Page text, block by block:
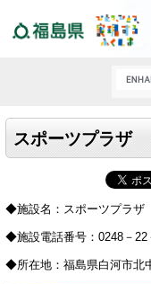
スポーツプラザ
◆施設名：スポーツプラザ
◆施設電話番号：0248－22
◆所在地：福島県白河市北